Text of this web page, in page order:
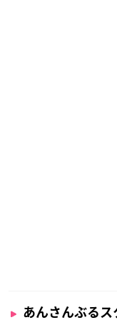
あんさんぶるス